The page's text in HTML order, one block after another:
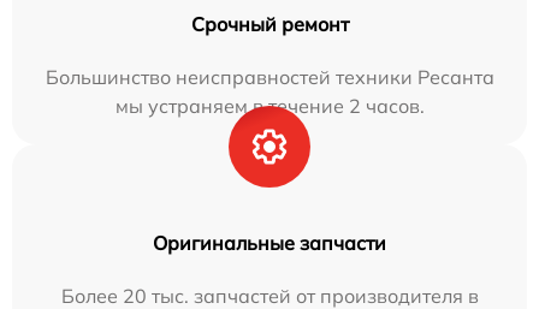
Срочный ремонт
Большинство неисправностей техники Ресанта
мы устраняем в течение 2 часов.
Оригинальные запчасти
Более 20 тыс. запчастей от производителя в